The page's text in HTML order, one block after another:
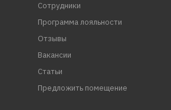
Сотрудники
Программа лояльности
Отзывы
Вакансии
Статьи
Предложить помещение